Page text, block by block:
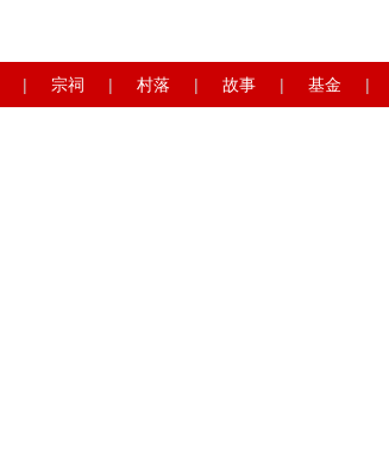
| 宗祠 | 村落 | 故事 | 基金 |